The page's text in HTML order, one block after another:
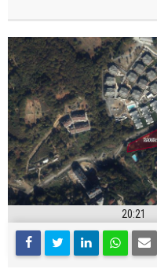
20:21